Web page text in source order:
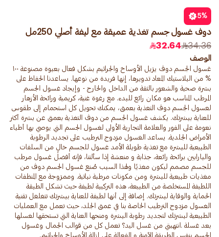
5%
دوف غسول جسم تغذية عميقة مع ليفة أصلي 250مل
34.36
32.64
الوصف
غسول الجسم دوڤ يزيل الأوساخ والجراثيم بشكل فعال بعبوة مصنوعة ١٠٠
% من البلاستيك المعاد تدويرها، إنها فريدة من نوعها. يساعدنا الحفاظ على
بشرة صحية والشعور بالثقة من الداخل والخارج - وإيجاد غسول الجسم
المرطب المناسب هو مكان رائع للبدء. مع رغوة غنية، كريمية ورائحة الأزهار
لغسول الجسم دوڤ التغذية بعمق، يمكنك تحويل كل استحمام إلى طقوس
للعناية ببشرتك. يكشف غسول الجسم من دوڤ التغذية بعمق عن بشرة أكثر
نعومة على الفور والعلامة التجارية الأولى لغسول الجسم التي يوصي بها أطباء
الأمراض الجلدية. يساعد الغسول مزدوج الترطيب على تجديد الرطوبة
الطبيعية للبشرة مع تغذية طويلة الأمد غسول للجسم خالٍ من السلفات
والبارابين برائحة رائعة، جذابة و منعشة إذا سألتنا، فإنه أفضل غسول مرطب
للجسم مصمم ليكون مغذيًا ولهذا السبب صُنع غسول الجسم دوڤ من
مغذيات طبيعية للبشرة ومن مكونات مرطبة نباتية. وممزوجة مع المنظفات
اللطيفة المستخلصة من الطبيعة، هذه التركيبة لطيفة حيث تشكل الطبقة
الحماية والوقاية لبشرتك. إضافة إلى أنها لطيفة للعناية ببشرتك تتغلغل تقنية
الغسول مزدوج الترطيب الخاصة بنا في عمق الجلد، حيث تعمل مع العمليات
الطبيعية لبشرتك لتجديد رطوبة البشرة ومنحها العناية التي تستحقها لغسلها
بعد غسلة .انتهيتي من غسل اليد؟ تعمل كل من قوالب الجمال وغسول
الجسم بنفس الطريقة الآمنة و الفعالة على إزالة الأوساخ والجراثيم.